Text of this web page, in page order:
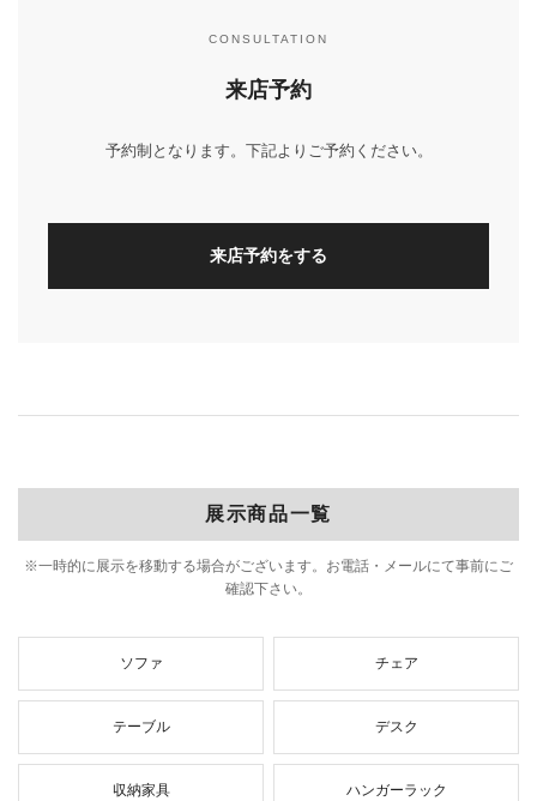
CONSULTATION
来店予約
予約制となります。下記よりご予約ください。
来店予約をする
展示商品一覧
※一時的に展示を移動する場合がございます。お電話・メールにて事前にご
確認下さい。
ソファ チェア
テーブル デスク
収納家具 ハンガーラック